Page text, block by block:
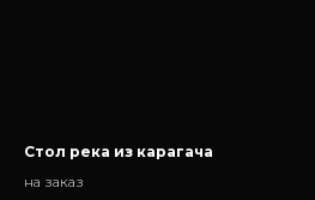
Стол река из карагача
на заказ